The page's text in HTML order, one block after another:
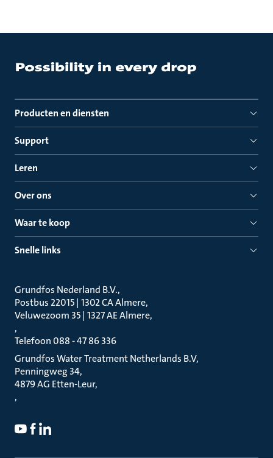
Producten en diensten
Support
Leren
Over ons
Waar te koop
Snelle links
Grundfos Nederland B.V.
Postbus 22015 | 1302 CA Almere
Veluwezoom 35 | 1327 AE Almere
Telefoon 088 - 47 86 336
Grundfos Water Treatment Netherlands B.V
Penningweg 34
4879 AG Etten-Leur